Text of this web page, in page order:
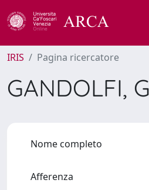
IRIS Pagina ricercatore
GANDOLFI,
Nome completo
Afferenza